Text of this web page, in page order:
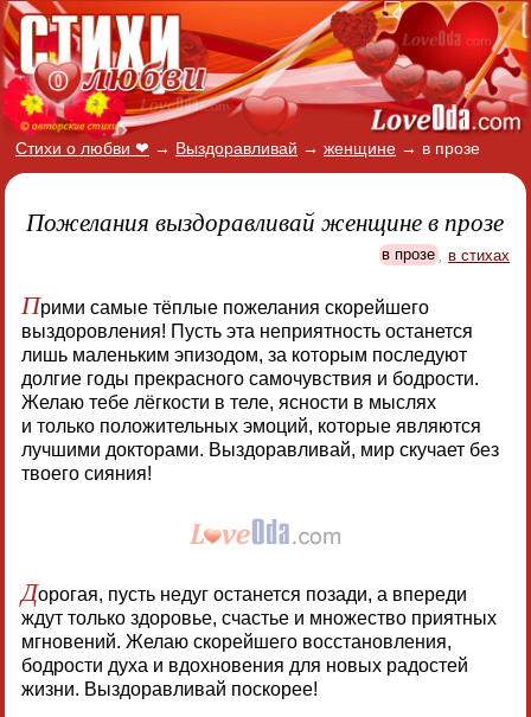
Стихи о любви ❤ → Выздоравливай → женщине → в прозе
Пожелания выздоравливай женщине в прозе
в прозе в стихах
Прими самые тёплые пожелания скорейшего
выздоровления! Пусть эта неприятность останется
лишь маленьким эпизодом, за которым последуют
долгие годы прекрасного самочувствия и бодрости.
Желаю тебе лёгкости в теле, ясности в мыслях
и только положительных эмоций, которые являются
лучшими докторами. Выздоравливай, мир скучает без
твоего сияния!
Дорогая, пусть недуг останется позади, а впереди
ждут только здоровье, счастье и множество приятных
мгновений. Желаю скорейшего восстановления,
бодрости духа и вдохновения для новых радостей
жизни. Выздоравливай поскорее!